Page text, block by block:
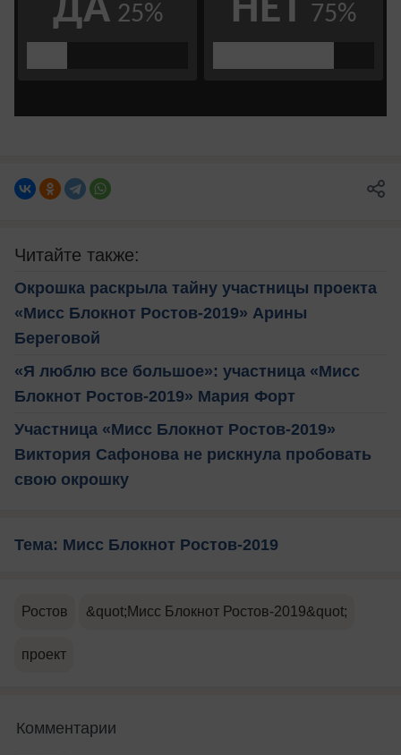
Читайте также:
Окрошка раскрыла тайну участницы проекта
«Мисс Блокнот Ростов-2019» Арины
Береговой
«Я люблю все большое»: участница «Мисс
Блокнот Ростов-2019» Мария Форт
Участница «Мисс Блокнот Ростов-2019»
Виктория Сафонова не рискнула пробовать
свою окрошку
Тема: Мисс Блокнот Ростов-2019
Ростов &quot;Мисс Блокнот Ростов-2019&quot;
проект
Комментарии